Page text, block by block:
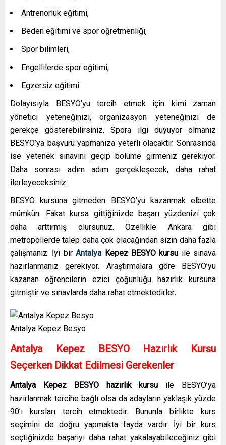
Antrenörlük eğitimi,
Beden eğitimi ve spor öğretmenliği,
Spor bilimleri,
Engellilerde spor eğitimi,
Egzersiz eğitimi.
Dolayısıyla BESYO’yu tercih etmek için kimi zaman
yönetici yeteneğinizi, organizasyon yeteneğinizi de
gerekçe gösterebilirsiniz. Spora ilgi duyuyor olmanız
BESYO’ya başvuru yapmanıza yeterli olacaktır. Sonrasında
ise yetenek sınavını geçip bölüme girmeniz gerekiyor.
Daha sonrası adım adım gerçekleşecek, daha rahat
ilerleyeceksiniz.
BESYO kursuna gitmeden BESYO’yu kazanmak elbette
mümkün. Fakat kursa gittiğinizde başarı yüzdenizi çok
daha arttırmış olursunuz. Özellikle Ankara gibi
metropollerde talep daha çok olacağından sizin daha fazla
çalışmanız. İyi birAntalya Kepez BESYO kursu ile sınava
hazırlanmanız gerekiyor. Araştırmalara göre BESYO’yu
kazanan öğrencilerin ezici çoğunluğu hazırlık kursuna
gitmiştir ve sınavlarda daha rahat etmektedirler.
Antalya Kepez Besyo
Antalya Kepez
BESYO Hazırlık Kursu
Seçerken Dikkat Edilmesi Gerekenler
Antalya Kepez BESYO hazırlık kursu ile BESYO’ya
hazırlanmak tercihe bağlı olsa da adayların yaklaşık yüzde
90’ı kursları tercih etmektedir. Bununla birlikte kurs
seçimini de doğru yapmakta fayda vardır. İyi bir kurs
seçtiğinizde başarıyı daha rahat yakalayabileceğiniz gibi